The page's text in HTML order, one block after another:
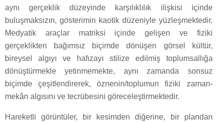
aynı gerçeklik düzeyinde karşılıklılık ilişkisi içinde
buluşmaksızın, gösterimin kaotik düzeniyle yüzleşmektedir.
Medyatik araçlar matriksi içinde gelişen ve fiziki
gerçeklikten bağımsız biçimde dönüşen görsel kültür,
bireysel algıyı ve hafızayı stilize edilmiş toplumsallığa
dönüştürmekle yetinmemekte, aynı zamanda sonsuz
biçimde çeşitlendirerek, öznenin/toplumun fiziki zaman-
mekân algısını ve tecrübesini göreceleştirmektedir.
Hareketli görüntüler, bir kesimden diğerine, bir plandan